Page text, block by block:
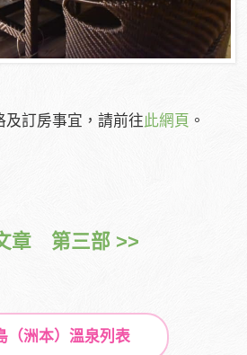
及訂房事宜，請前往此網頁 。
章 第三部 >>
（洲本）溫泉列表